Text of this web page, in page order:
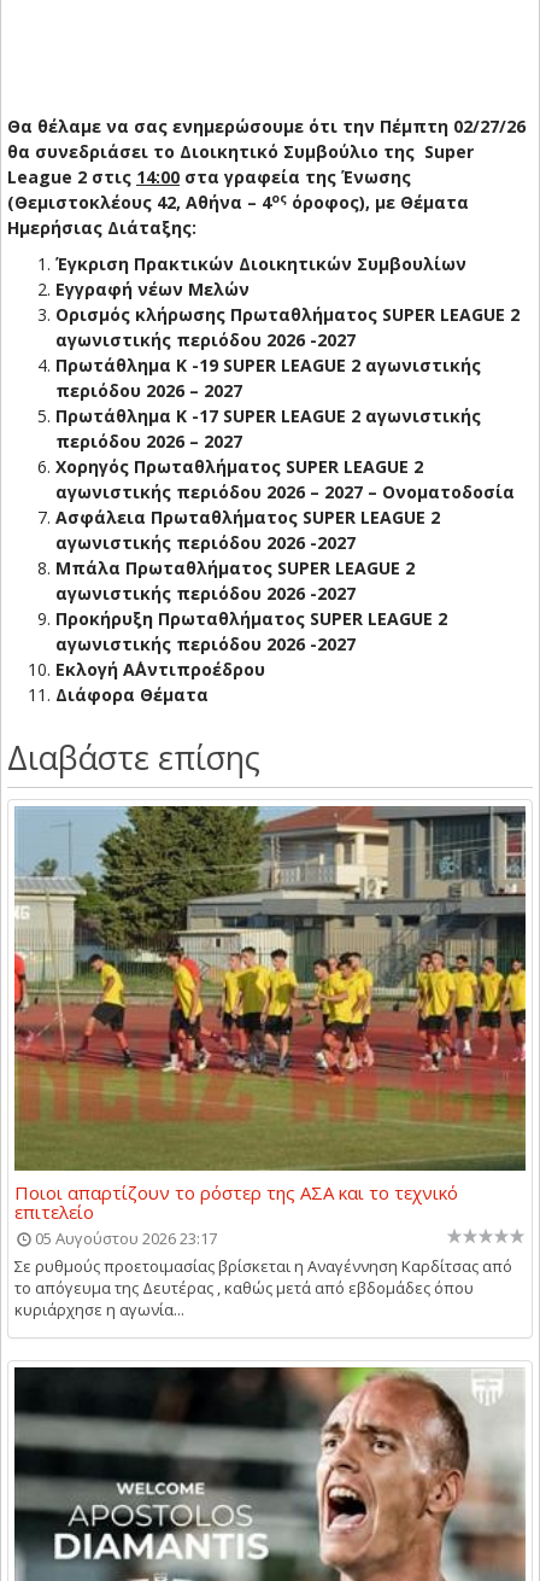
Θα θέλαμε να σας ενημερώσουμε ότι την Πέμπτη 02/27/26
θα συνεδριάσει το Διοικητικό Συμβούλιο της Super
League 2 στις 14:00 στα γραφεία της Ένωσης
(Θεμιστοκλέους 42, Αθήνα – 4ος όροφος), με Θέματα
Ημερήσιας Διάταξης:
Έγκριση Πρακτικών Διοικητικών Συμβουλίων
Εγγραφή νέων Μελών
Ορισμός κλήρωσης Πρωταθλήματος SUPER LEAGUE 2
αγωνιστικής περιόδου 2026 -2027
Πρωτάθλημα Κ -19 SUPER LEAGUE 2 αγωνιστικής
περιόδου 2026 – 2027
Πρωτάθλημα Κ -17 SUPER LEAGUE 2 αγωνιστικής
περιόδου 2026 – 2027
Χορηγός Πρωταθλήματος SUPER LEAGUE 2
αγωνιστικής περιόδου 2026 – 2027 – Ονοματοδοσία
Ασφάλεια Πρωταθλήματος SUPER LEAGUE 2
αγωνιστικής περιόδου 2026 -2027
Μπάλα Πρωταθλήματος SUPER LEAGUE 2
αγωνιστικής περιόδου 2026 -2027
Προκήρυξη Πρωταθλήματος SUPER LEAGUE 2
αγωνιστικής περιόδου 2026 -2027
Εκλογή Α΄Αντιπροέδρου
Διάφορα Θέματα
Διαβάστε επίσης
Ποιοι απαρτίζουν το ρόστερ της ΑΣΑ και το τεχνικό
επιτελείο
05 Αυγούστου 2026 23:17
Σε ρυθμούς προετοιμασίας βρίσκεται η Αναγέννηση Καρδίτσας από
το απόγευμα της Δευτέρας , καθώς μετά από εβδομάδες όπου
κυριάρχησε η αγωνία...